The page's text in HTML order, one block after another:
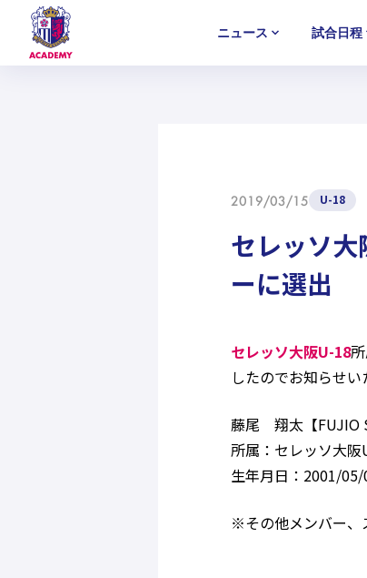
ニュース 試合日程
2019/03/15 U-18
セレッソ
ーに選出
セレッソ大阪U-18
したのでお知らせい
藤尾 翔太【FUJIO
所属：セレッソ大阪
生年月日：2001/
※その他メンバー、